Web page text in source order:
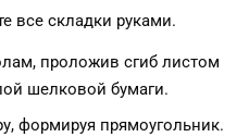
все складки руками.
проложив сгиб листом
шелковой бумаги.
формируя прямоугольник.